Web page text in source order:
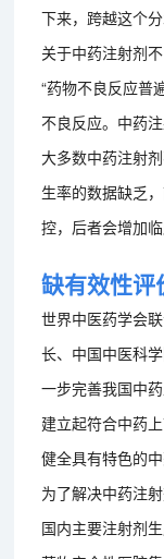
下来，跨越这个
关于中药注射剂
“药物不良反应普
不良反应。中药
大多数中药注射
生率的数据缺乏
控，后者会增加
缺有效性评
世界中医药学会
长、中国中医科
一步完善我国中
建立起符合中药
健全具有特色的
为了解决中药注
国内主要注射剂